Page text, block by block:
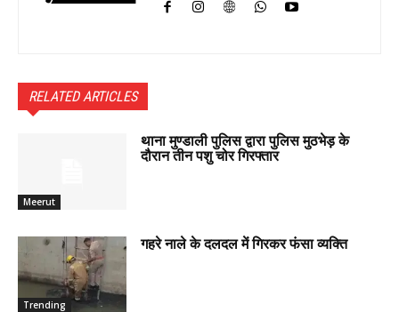
RELATED ARTICLES
Meerut
थाना मुण्डाली पुलिस द्वारा पुलिस मुठभेड़ के
दौरान तीन पशु चोर गिरफ्तार
Trending
गहरे नाले के दलदल में गिरकर फंसा व्यक्ति